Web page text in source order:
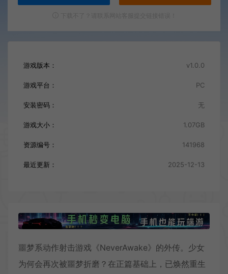
游戏版本： v1.0.0
游戏平台： PC
安装密码： 无
游戏大小： 1.07GB
资源编号： 141968
最近更新： 2025-12-13
噩梦系动作射击游戏《NeverAwake》的外传。少女
为何会再次被噩梦折磨？在正篇基础上，已焕然重生